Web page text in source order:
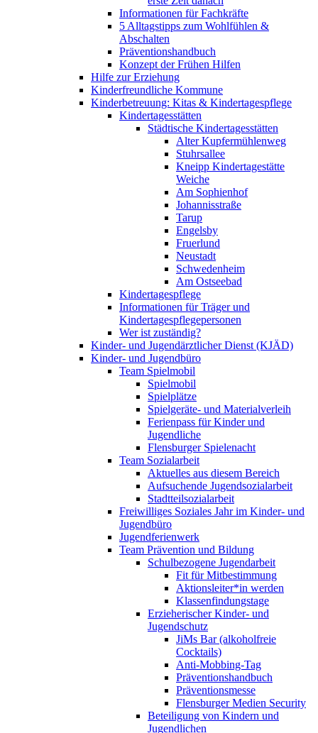
Informationen für Fachkräfte
5 Alltagstipps zum Wohlfühlen &
Abschalten
Präventionshandbuch
Konzept der Frühen Hilfen
Hilfe zur Erziehung
Kinderfreundliche Kommune
Kinderbetreuung: Kitas & Kindertagespflege
Kindertagesstätten
Städtische Kindertagesstätten
Alter Kupfermühlenweg
Stuhrsallee
Kneipp Kindertagestätte
Weiche
Am Sophienhof
Johannisstraße
Tarup
Engelsby
Fruerlund
Neustadt
Schwedenheim
Am Ostseebad
Kindertagespflege
Informationen für Träger und
Kindertagespflegepersonen
Wer ist zuständig?
Kinder- und Jugendärztlicher Dienst (KJÄD)
Kinder- und Jugendbüro
Team Spielmobil
Spielmobil
Spielplätze
Spielgeräte- und Materialverleih
Ferienpass für Kinder und
Jugendliche
Flensburger Spielenacht
Team Sozialarbeit
Aktuelles aus diesem Bereich
Aufsuchende Jugendsozialarbeit
Stadtteilsozialarbeit
Freiwilliges Soziales Jahr im Kinder- und
Jugendbüro
Jugendferienwerk
Team Prävention und Bildung
Schulbezogene Jugendarbeit
Fit für Mitbestimmung
Aktionsleiter*in werden
Klassenfindungstage
Erzieherischer Kinder- und
Jugendschutz
JiMs Bar (alkoholfreie
Cocktails)
Anti-Mobbing-Tag
Präventionshandbuch
Präventionsmesse
Flensburger Medien Security
Beteiligung von Kindern und
Jugendlichen